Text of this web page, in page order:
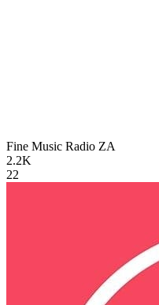
Fine Music Radio ZA
2.2K
22